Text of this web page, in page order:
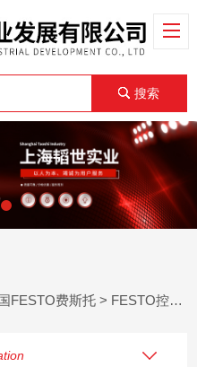
搜索
FESTO费斯托 > FESTO控制器